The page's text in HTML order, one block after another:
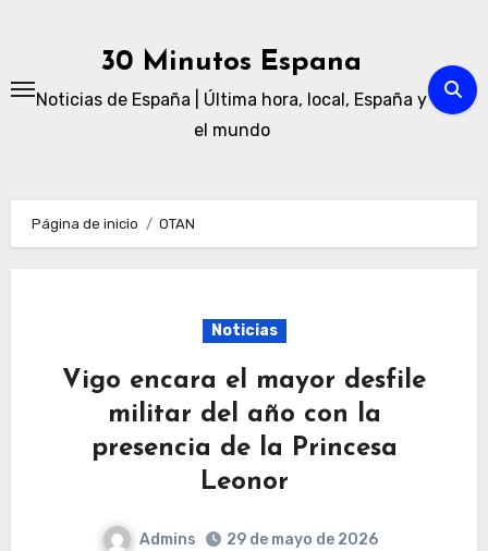
30 Minutos Espana
Noticias de España | Última hora, local, España y
el mundo
Página de inicio OTAN
Noticias
Vigo encara el mayor desfile
militar del año con la
presencia de la Princesa
Leonor
Admins
29 de mayo de 2026